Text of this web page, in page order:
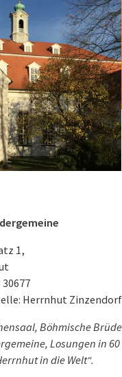
1,
30677
Herrnhut
Böhmische
Losungen in 60
in die Welt“.